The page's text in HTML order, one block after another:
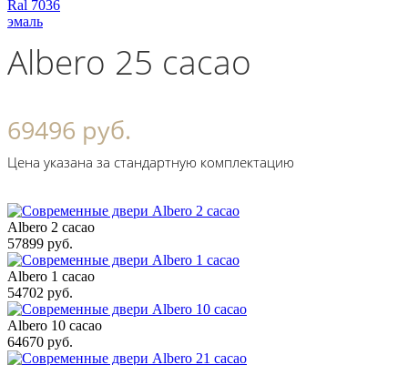
Ral 7036
эмаль
Albero 25 cacao
69496 руб.
Цена указана за стандартную комплектацию
Albero 2 cacao
57899 руб.
Albero 1 cacao
54702 руб.
Albero 10 cacao
64670 руб.